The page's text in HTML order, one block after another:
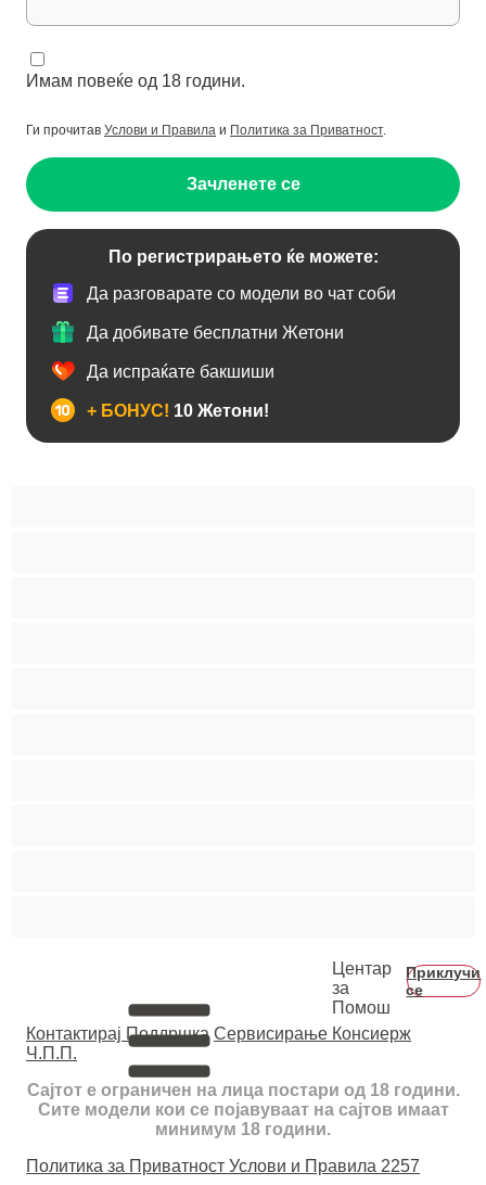
Имам повеќе од 18 години.
Ги прочитав Услови и Правила и Политика за Приватност.
Зачленете се
По регистрирањето ќе можете:
Да разговарате со модели во чат соби
Да добивате бесплатни Жетони
Да испраќате бакшиши
+ БОНУС! 10 Жетони!
Центар
за
Помош
Приклучи
се
Контактирај Поддршка Сервисирање Консиерж
Ч.П.П.
Сајтот е ограничен на лица постари од 18 години.
Сите модели кои се појавуваат на сајтов имаат
минимум 18 години.
Политика за Приватност Услови и Правила 2257